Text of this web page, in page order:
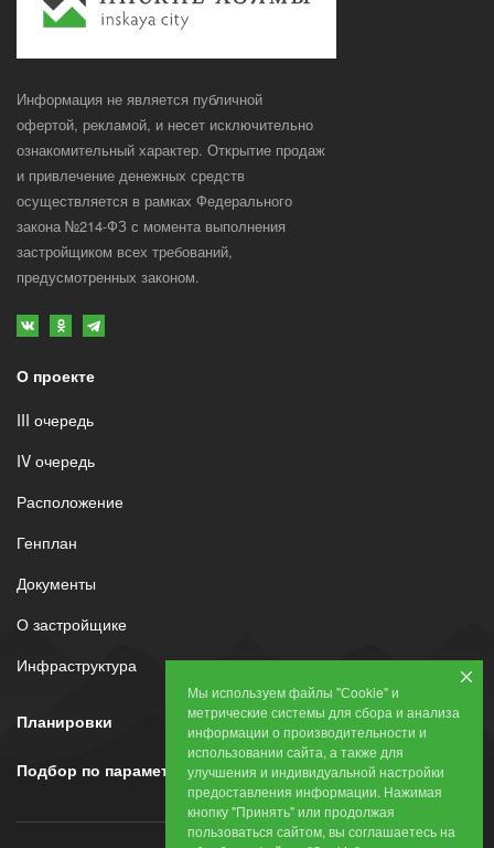
Информация не является публичной
офертой, рекламой, и несет исключительно
ознакомительный характер. Открытие продаж
и привлечение денежных средств
осуществляется в рамках Федерального
закона №214-ФЗ с момента выполнения
застройщиком всех требований,
предусмотренных законом.
О проекте
III очередь
IV очередь
Расположение
Генплан
Документы
О застройщике
Инфраструктура
Планировки
Подбор по параметрам
Мы используем файлы "Сookie" и
метрические системы для сбора и анализа
информации о производительности и
использовании сайта, а также для
улучшения и индивидуальной настройки
предоставления информации. Нажимая
кнопку "Принять" или продолжая
пользоваться сайтом, вы соглашаетесь на